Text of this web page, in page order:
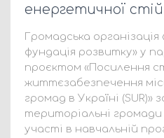
енергетичної
Громадська
фундація розвитку» у
проєктом «Посилення
життєзабезпечення
громад в Україні (SUR)»
територіальні
участі в навчальній